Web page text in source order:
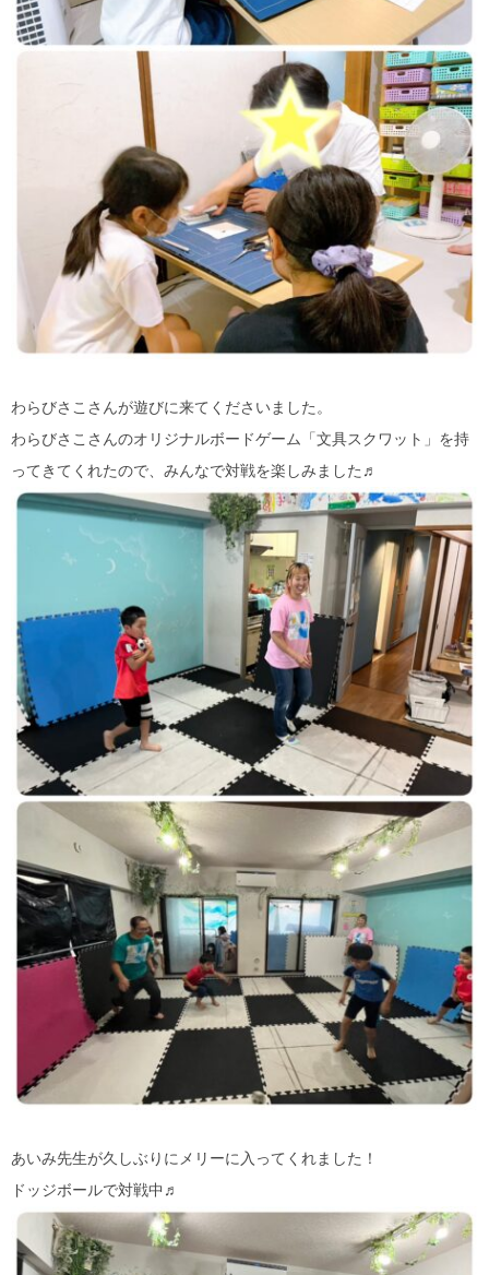
わらびさこさんが遊びに来てくださいました。
わらびさこさんのオリジナルボードゲーム「文具スクワット」を持
ってきてくれたので、みんなで対戦を楽しみました♬
あいみ先生が久しぶりにメリーに入ってくれました！
ドッジボールで対戦中♬